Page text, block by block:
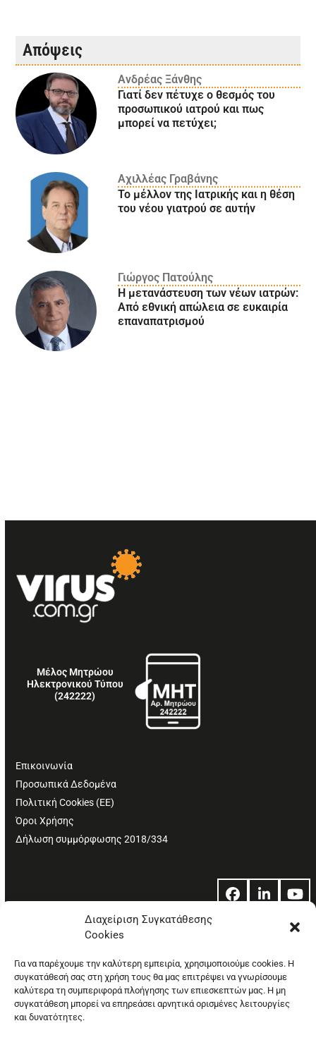
Διαχείριση Συγκατάθεσης
Cookies
Για να παρέχουμε την καλύτερη εμπειρία, χρησιμοποιούμε cookies. Η
συγκατάθεσή σας στη χρήση τους θα μας επιτρέψει να γνωρίσουμε
καλύτερα τη συμπεριφορά πλοήγησης των επιεσκεπτών μας. Η μη
συγκατάθεση μπορεί να επηρεάσει αρνητικά ορισμένες λειτουργίες
και δυνατότητες.
Απόψεις
Ανδρέας Ξάνθης
Γιατί δεν πέτυχε ο θεσμός του
προσωπικού ιατρού και πως
μπορεί να πετύχει;
Αχιλλέας Γραβάνης
Το μέλλον της Ιατρικής και η θέση
του νέου γιατρού σε αυτήν
Γιώργος Πατούλης
Η μετανάστευση των νέων ιατρών:
Aπό εθνική απώλεια σε ευκαιρία
επαναπατρισμού
Μέλος Μητρώου
Ηλεκτρονικού Τύπου
(242222)
Επικοινωνία
Προσωπικά Δεδομένα
Πολιτική Cookies (ΕΕ)
Όροι Χρήσης
Δήλωση συμμόρφωσης 2018/334
Facebook
LinkedIn
© Copyright: Ethos Media S.A.